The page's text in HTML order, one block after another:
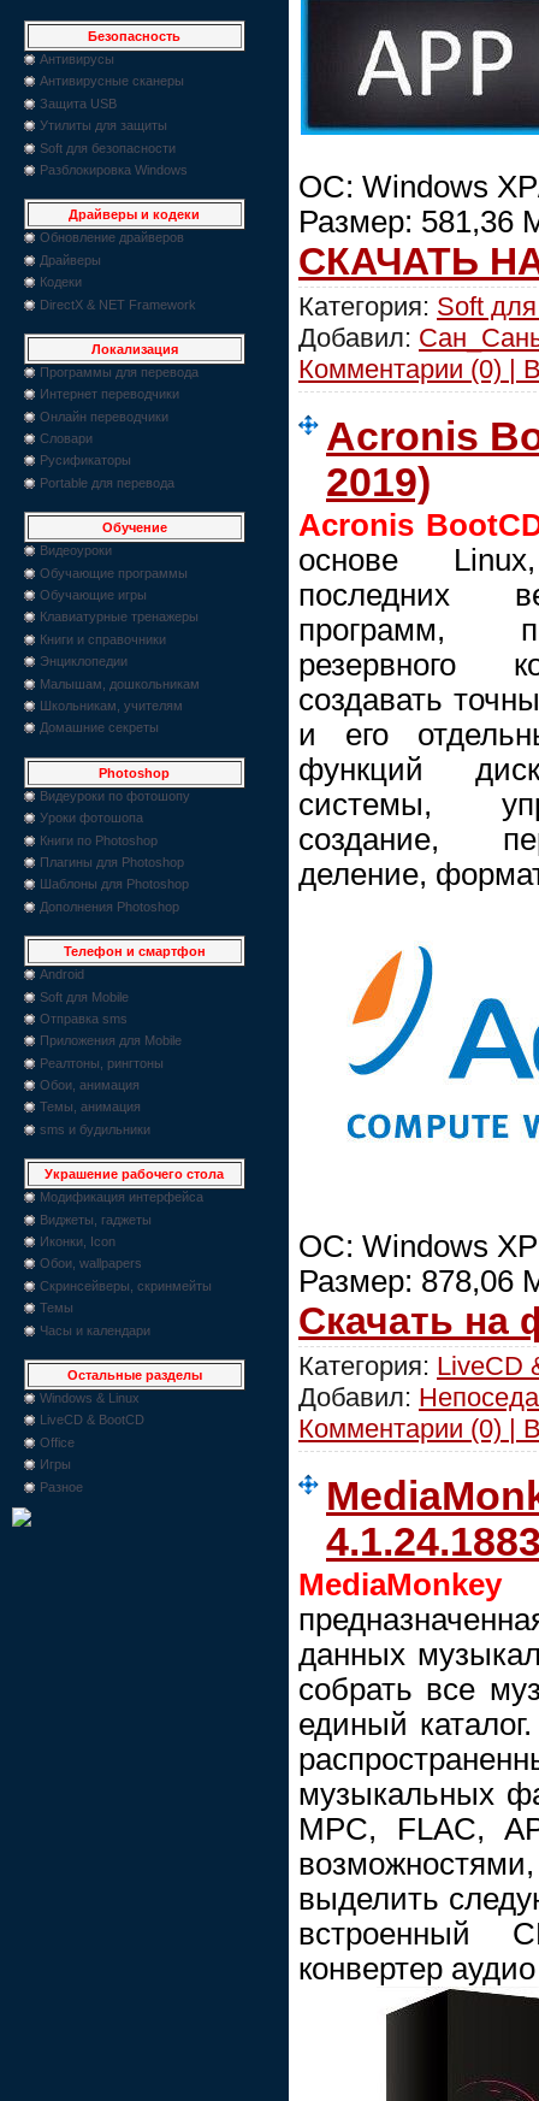
Безопасность
Антивирусы
Антивирусные сканеры
Защита USB
Утилиты для защиты
Soft для безопасности
Разблокировка Windows
Драйверы и кодеки
Обновление драйверов
Драйверы
Кодеки
DirectX & NET Framework
Локализация
Программы для перевода
Интернет переводчики
Онлайн переводчики
Словари
Русификаторы
Portable для перевода
Обучение
Видеоуроки
Обучающие программы
Обучающие игры
Клавиатурные тренажеры
Книги и справочники
Энциклопедии
Малышам, дошкольникам
Школьникам, учителям
Домашние секреты
Photoshop
Видеуроки по фотошопу
Уроки фотошопа
Книги по Photoshop
Плагины для Photoshop
Шаблоны для Photoshop
Дополнения Photoshop
Телефон и смартфон
Android
Soft для Mobile
Отправка sms
Приложения для Mobile
Реалтоны, рингтоны
Обои, анимация
Темы, анимация
sms и будильники
Украшение рабочего стола
Модификация интерфейса
Виджеты, гаджеты
Иконки, Icon
Обои, wallpapers
Скринсейверы, скринмейты
Темы
Часы и календари
Остальные разделы
Windows & Linux
LiveCD & BootCD
Office
Игры
Разное
ОС: Windows
Размер: 581,36
СКАЧАТЬ
Категория: Soft
Добавил:
Комментарии (0) |
Acronis
2019)
Acronis
основе
последних
программ,
резервного
создавать
и его
функций
системы,
создание,
деление,
ОС: Windows
Размер: 878,06
Скачать на
Категория: LiveCD
Добавил: Непоседа
Комментарии (0) |
данных
собрать все
единый
музыкальных
MPC, FLAC,
выделить
встроенный
конвертер